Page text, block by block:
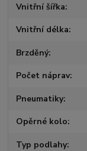
Vnitřní šířka
Vnitřní délka
Brzděný
Počet náprav
Pneumatiky
Opěrné kolo
Typ podlahy